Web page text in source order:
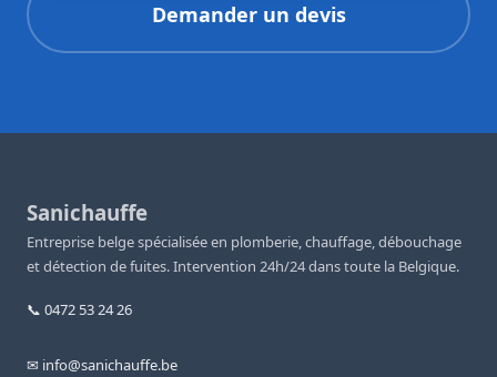
Demander un devis
Sanichauffe
Entreprise belge spécialisée en plomberie, chauffage, débouchage
et détection de fuites. Intervention 24h/24 dans toute la Belgique.
📞 0472 53 24 26
✉ info@sanichauffe.be